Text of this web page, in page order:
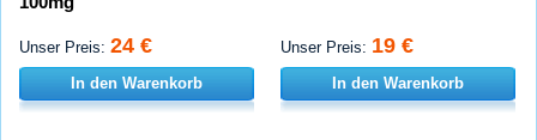
Unser Preis: 24 €
In den Warenkorb
Unser Preis: 19 €
In den Warenkorb